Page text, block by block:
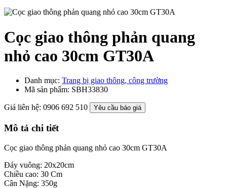
Cọc giao thông phản quang
nhỏ cao 30cm GT30A
Danh mục: Trang bị giao thông, công trường
Mã sản phẩm: SBH33830
Giá liên hệ: 0906 692 510 Yêu cầu báo giá
Mô tả chi tiết
Cọc giao thông phản quang nhỏ cao 30cm GT30A
Đáy vuông: 20x20cm
Chiều cao: 30 Cm
Cân Nặng: 350g